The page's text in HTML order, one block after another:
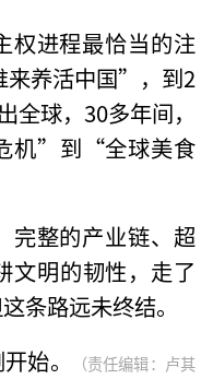
权进程最恰当的注
来养活中国”，到2
全球，30多年间，
机”到“全球美食
完整的产业链、超
文明的韧性，走了
条路远未终结。
始。
（责任编辑：卢其